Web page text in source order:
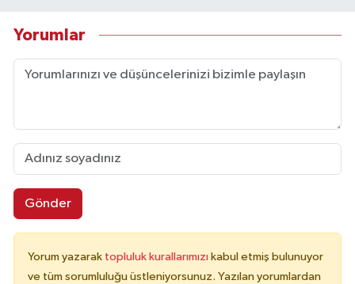
Yorumlar
Gönder
Yorum yazarak topluluk kurallarımızı kabul etmiş bulunuyor
ve tüm sorumluluğu üstleniyorsunuz. Yazılan yorumlardan